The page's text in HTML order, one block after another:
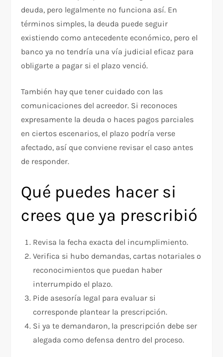
deuda, pero legalmente no funciona así. En
términos simples, la deuda puede seguir
existiendo como antecedente económico, pero el
banco ya no tendría una vía judicial eficaz para
obligarte a pagar si el plazo venció.
También hay que tener cuidado con las
comunicaciones del acreedor. Si reconoces
expresamente la deuda o haces pagos parciales
en ciertos escenarios, el plazo podría verse
afectado, así que conviene revisar el caso antes
de responder.
Qué puedes hacer si
crees que ya prescribió
Revisa la fecha exacta del incumplimiento.
Verifica si hubo demandas, cartas notariales o
reconocimientos que puedan haber
interrumpido el plazo.
Pide asesoría legal para evaluar si
corresponde plantear la prescripción.
Si ya te demandaron, la prescripción debe ser
alegada como defensa dentro del proceso.